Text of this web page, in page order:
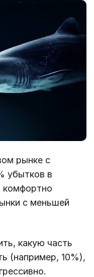
рынке с
убытков в
комфортно
с меньшей
какую часть
(например, 10%),